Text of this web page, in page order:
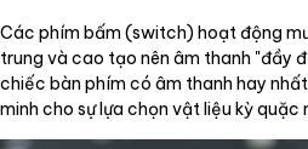
Các phím bấm (switch) hoạt động
trung và cao tạo nên âm thanh "đầy
chiếc bàn phím có âm thanh hay
minh cho sự lựa chọn vật liệu kỳ quặc